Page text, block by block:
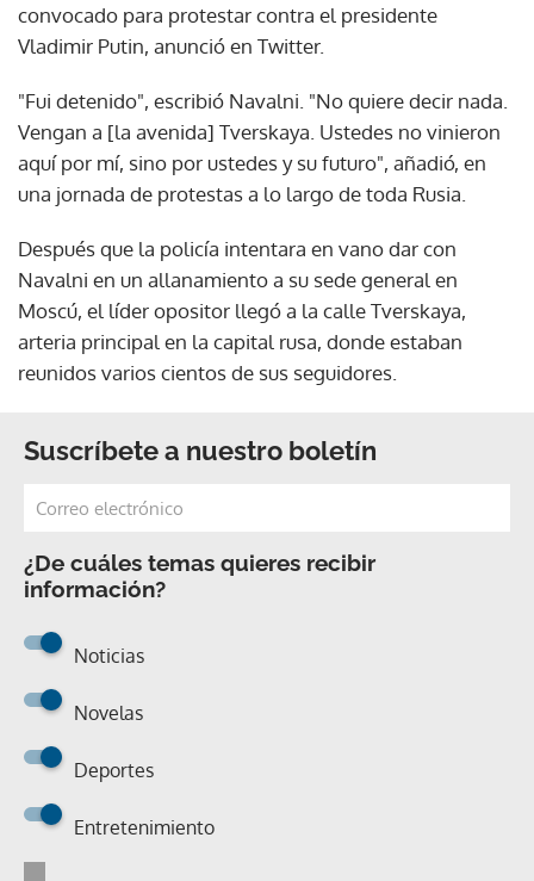
convocado para protestar contra el presidente
Vladimir Putin, anunció en Twitter.
"Fui detenido", escribió Navalni. "No quiere decir nada.
Vengan a [la avenida] Tverskaya. Ustedes no vinieron
aquí por mí, sino por ustedes y su futuro", añadió, en
una jornada de protestas a lo largo de toda Rusia.
Después que la policía intentara en vano dar con
Navalni en un allanamiento a su sede general en
Moscú, el líder opositor llegó a la calle Tverskaya,
arteria principal en la capital rusa, donde estaban
reunidos varios cientos de sus seguidores.
Suscríbete a nuestro boletín
¿De cuáles temas quieres recibir
información?
Noticias
Novelas
Deportes
Entretenimiento